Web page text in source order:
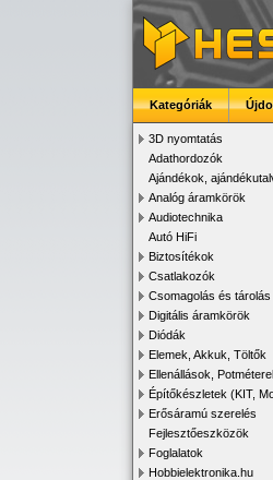
Kategóriák
3D nyomtatás
Adathordozók
Ajándékok,
Analóg áramkörök
Audiotechnika
Autó HiFi
Biztosítékok
Csatlakozók
Csomagolás és tárolás
Digitális áramkörök
Diódák
Elemek, Akkuk, Töltők
Ellenállások,
Építőkészletek (KIT,
Erősáramú szerelés
Fejlesztőeszközök
Foglalatok
Hobbielektronika.hu